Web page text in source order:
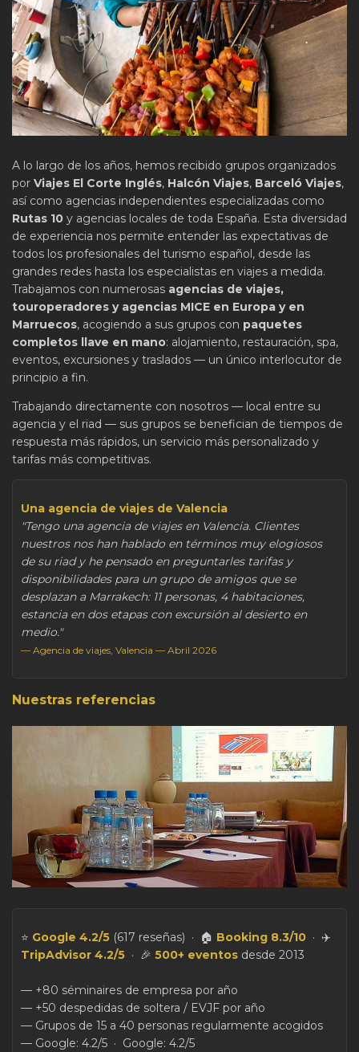
A lo largo de los años, hemos recibido grupos organizados
por Viajes El Corte Inglés, Halcón Viajes, Barceló Viajes,
así como agencias independientes especializadas como
Rutas 10 y agencias locales de toda España. Esta diversidad
de experiencia nos permite entender las expectativas de
todos los profesionales del turismo español, desde las
grandes redes hasta los especialistas en viajes a medida.
Trabajamos con numerosas agencias de viajes,
touroperadores y agencias MICE en Europa y en
Marruecos, acogiendo a sus grupos con paquetes
completos llave en mano: alojamiento, restauración, spa,
eventos, excursiones y traslados — un único interlocutor de
principio a fin.
Trabajando directamente con nosotros — local entre su
agencia y el riad — sus grupos se benefician de tiempos de
respuesta más rápidos, un servicio más personalizado y
tarifas más competitivas.
Una agencia de viajes de Valencia
"Tengo una agencia de viajes en Valencia. Clientes
nuestros nos han hablado en términos muy elogiosos
de su riad y he pensado en preguntarles tarifas y
disponibilidades para un grupo de amigos que se
desplazan a Marrakech: 11 personas, 4 habitaciones,
estancia en dos etapas con excursión al desierto en
medio."
— Agencia de viajes, Valencia — Abril 2026
Nuestras referencias
⭐ Google 4.2/5 (617 reseñas) · 🏠 Booking 8.3/10 · ✈️
TripAdvisor 4.2/5 · 🎉 500+ eventos desde 2013
— +80 séminaires de empresa por año
— +50 despedidas de soltera / EVJF por año
— Grupos de 15 a 40 personas regularmente acogidos
— Google: 4.2/5 · Google: 4.2/5